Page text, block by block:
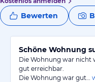
Bewerten
Schöne Wohnung
Die Wohnung war nicht
gut erreichbar.
Die Wohnung war gut…